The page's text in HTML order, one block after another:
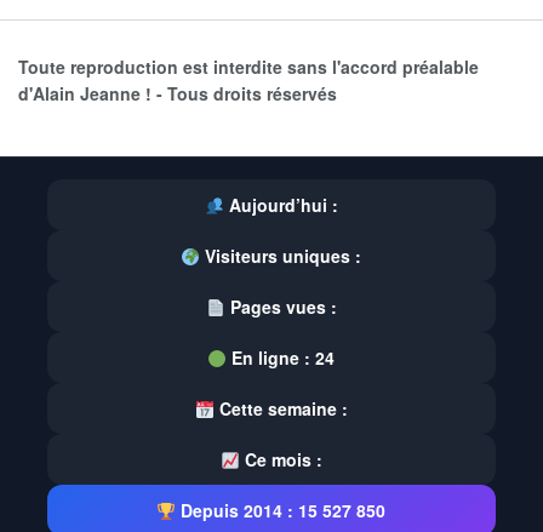
Toute reproduction est interdite sans l'accord préalable
d'Alain Jeanne ! - Tous droits réservés
Aujourd’hui :
Visiteurs uniques :
Pages vues :
En ligne :24
Cette semaine :
Ce mois :
Depuis 2014 : 15 527 850